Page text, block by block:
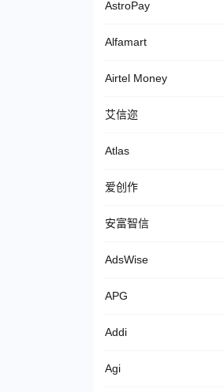
AstroPay
Alfamart
Airtel Money
艾信迩
Atlas
爱创作
安富智信
AdsWise
APG
Addi
Agi